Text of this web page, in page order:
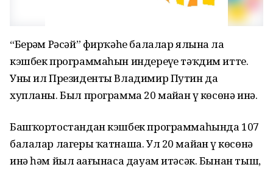
“Берҙәм Рәсәй” фирҡәһе балалар ялына ла
кэшбек программаһын индереүҙе тәҡдим итте.
Уны ил Президенты Владимир Путин да
хупланы. Был программа 20 майҙан үҙ көсөнә инә.
Башҡортостандан кэшбек программаһында 107
балалар лагеры ҡатнаша. Ул 20 майҙан үҙ көсөнә
инә һәм йыл аҙағынаса дауам итәсәк. Бынан тыш,